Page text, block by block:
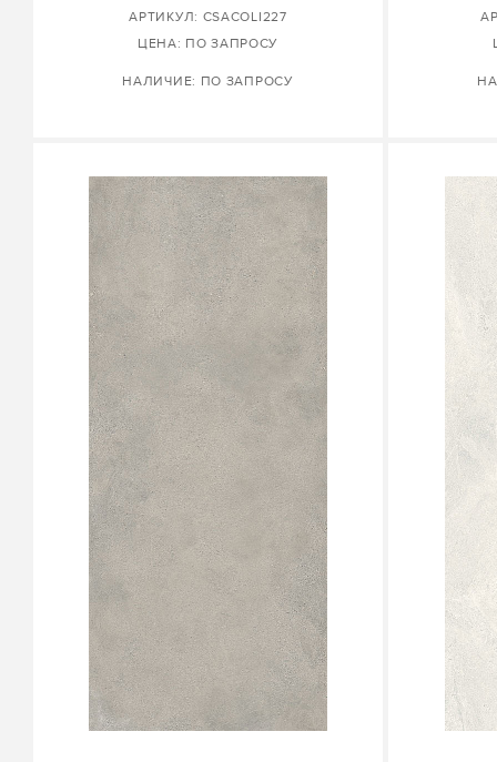
АРТИКУЛ: CSACOLI227
ЦЕНА: ПО ЗАПРОСУ
НАЛИЧИЕ: ПО ЗАПРОСУ